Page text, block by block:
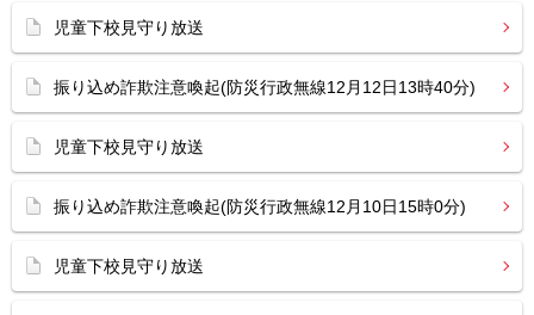
児童下校見守り放送
振り込め詐欺注意喚起(防災行政無線12月12日13時40分)
児童下校見守り放送
振り込め詐欺注意喚起(防災行政無線12月10日15時0分)
児童下校見守り放送